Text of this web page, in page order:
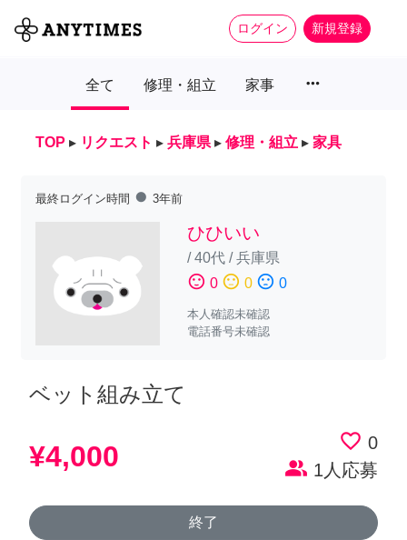
ログイン 新規登録
全て 修理・組立 家事 more_horiz
TOP ▸ リクエスト ▸ 兵庫県 ▸ 修理・組立 ▸ 家具
最終ログイン時間 fiber_manual_record 3年前
ひひいい
/40代/兵庫県
sentiment_satisfied 0 sentiment_neutral 0 sentiment_dissatisfied 0
本人確認未確認
電話番号未確認
ベット組み立て
¥4,000 favorite_border 0
people_alt 1人応募
終了